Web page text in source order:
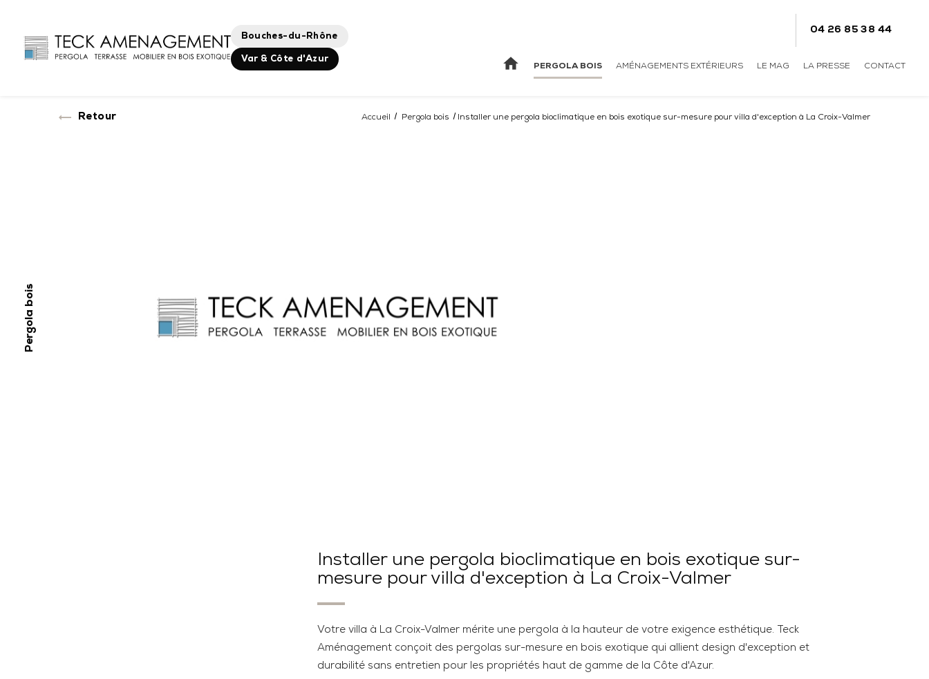
Bouches-du-Rhône
Var & Côte d'Azur
04 26 85 38 44
home PERGOLA BOIS AMÉNAGEMENTS EXTÉRIEURS LE MAG LA PRESSE CONTACT
Accueil Pergola bois Installer une pergola bioclimatique en bois exotique sur-mesure pour villa d'exception à La Croix-Valmer
Retour
Pergola bois
Installer une pergola bioclimatique en bois exotique sur-
mesure pour villa d'exception à La Croix-Valmer
Votre villa à La Croix-Valmer mérite une pergola à la hauteur de votre exigence esthétique. Teck
Aménagement conçoit des pergolas sur-mesure en bois exotique qui allient design d'exception et
durabilité sans entretien pour les propriétés haut de gamme de la Côte d'Azur.